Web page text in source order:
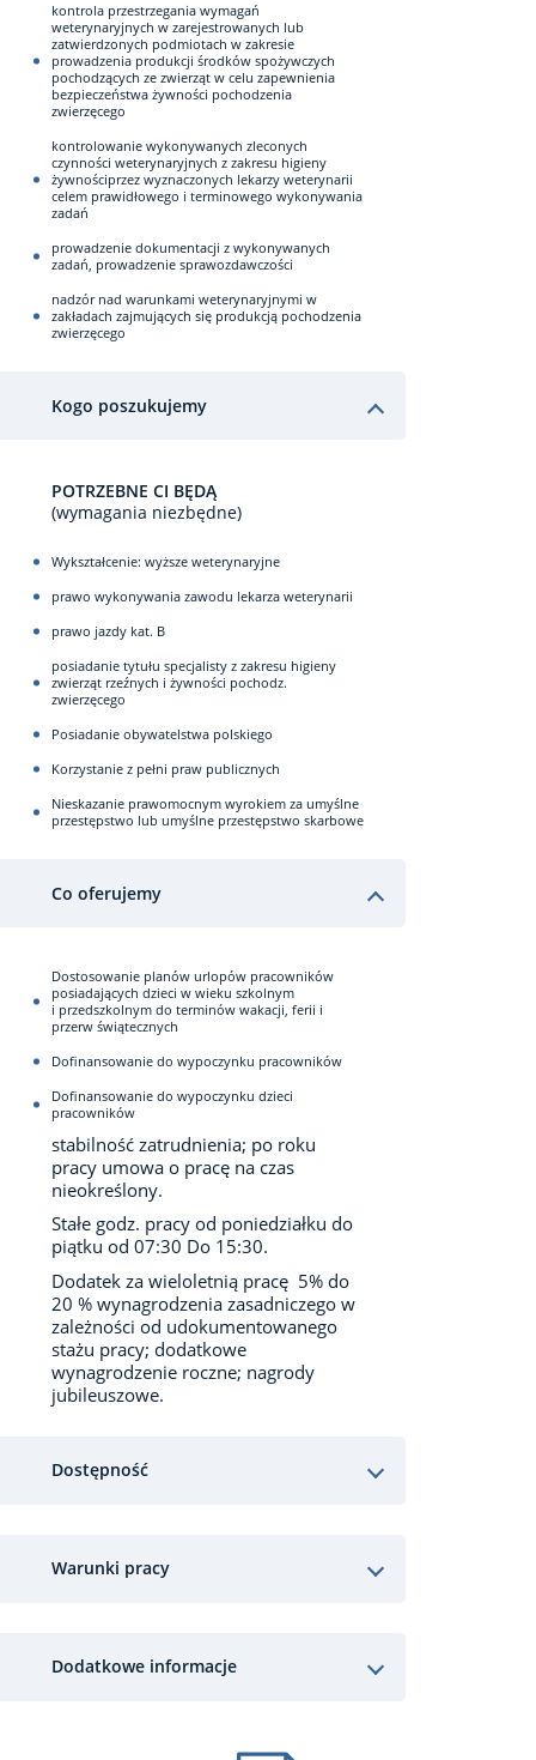
kontrola przestrzegania wymagań
weterynaryjnych w zarejestrowanych lub
zatwierdzonych podmiotach w zakresie
prowadzenia produkcji środków spożywczych
pochodzących ze zwierząt w celu zapewnienia
bezpieczeństwa żywności pochodzenia
zwierzęcego
kontrolowanie wykonywanych zleconych
czynności weterynaryjnych z zakresu higieny
żywnościprzez wyznaczonych lekarzy weterynarii
celem prawidłowego i terminowego wykonywania
zadań
prowadzenie dokumentacji z wykonywanych
zadań, prowadzenie sprawozdawczości
nadzór nad warunkami weterynaryjnymi w
zakładach zajmujących się produkcją pochodzenia
zwierzęcego
Kogo poszukujemy
POTRZEBNE CI BĘDĄ
(wymagania niezbędne)
Wykształcenie: wyższe weterynaryjne
prawo wykonywania zawodu lekarza weterynarii
prawo jazdy kat. B
posiadanie tytułu specjalisty z zakresu higieny
zwierząt rzeźnych i żywności pochodz.
zwierzęcego
Posiadanie obywatelstwa polskiego
Korzystanie z pełni praw publicznych
Nieskazanie prawomocnym wyrokiem za umyślne
przestępstwo lub umyślne przestępstwo skarbowe
Co oferujemy
Dostosowanie planów urlopów pracowników
posiadających dzieci w wieku szkolnym
i przedszkolnym do terminów wakacji, ferii i
przerw świątecznych
Dofinansowanie do wypoczynku pracowników
Dofinansowanie do wypoczynku dzieci
pracowników
stabilność zatrudnienia; po roku
pracy umowa o pracę na czas
nieokreślony.
Stałe godz. pracy od poniedziałku do
piątku od 07:30 Do 15:30.
Dodatek za wieloletnią pracę 5% do
20 % wynagrodzenia zasadniczego w
zależności od udokumentowanego
stażu pracy; dodatkowe
wynagrodzenie roczne; nagrody
jubileuszowe.
Dostępność
Warunki pracy
Dodatkowe informacje